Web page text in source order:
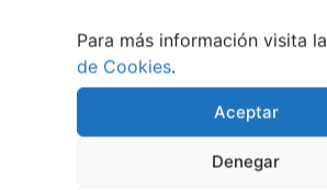
Para más información visita la
de Cookies.
Aceptar
Denegar